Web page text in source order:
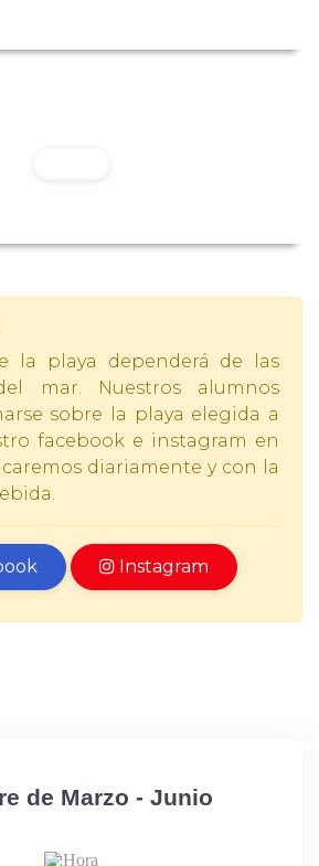
la playa dependerá de las
mar. Nuestros alumnos
sobre la playa elegida a
facebook e instagram en
diariamente y con la
Instagram
de Marzo - Junio